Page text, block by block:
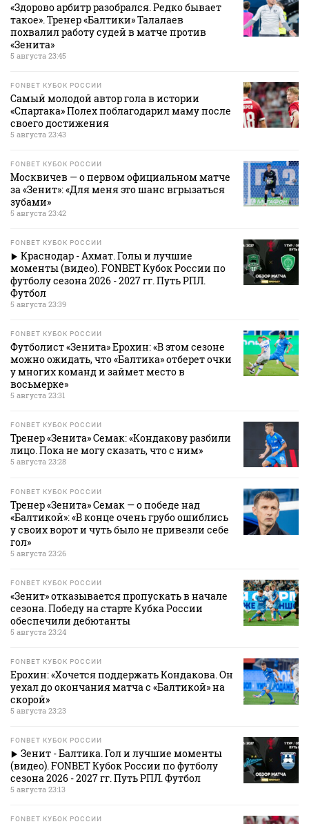
«Здорово арбитр разобрался. Редко бывает
такое». Тренер «Балтики» Талалаев
похвалил работу судей в матче против
«Зенита»
5 августа 23:45
FONBET КУБОК РОССИИ
Самый молодой автор гола в истории
«Спартака» Полех поблагодарил маму после
своего достижения
5 августа 23:43
FONBET КУБОК РОССИИ
Москвичев — о первом официальном матче
за «Зенит»: «Для меня это шанс вгрызаться
зубами»
5 августа 23:42
FONBET КУБОК РОССИИ
Краснодар - Ахмат. Голы и лучшие
моменты (видео). FONBET Кубок России по
футболу сезона 2026 - 2027 гг. Путь РПЛ.
Футбол
5 августа 23:39
FONBET КУБОК РОССИИ
Футболист «Зенита» Ерохин: «В этом сезоне
можно ожидать, что «Балтика» отберет очки
у многих команд и займет место в
восьмерке»
5 августа 23:31
FONBET КУБОК РОССИИ
Тренер «Зенита» Семак: «Кондакову разбили
лицо. Пока не могу сказать, что с ним»
5 августа 23:28
FONBET КУБОК РОССИИ
Тренер «Зенита» Семак — о победе над
«Балтикой»: «В конце очень грубо ошиблись
у своих ворот и чуть было не привезли себе
гол»
5 августа 23:26
FONBET КУБОК РОССИИ
«Зенит» отказывается пропускать в начале
сезона. Победу на старте Кубка России
обеспечили дебютанты
5 августа 23:24
FONBET КУБОК РОССИИ
Ерохин: «Хочется поддержать Кондакова. Он
уехал до окончания матча с «Балтикой» на
скорой»
5 августа 23:23
FONBET КУБОК РОССИИ
Зенит - Балтика. Гол и лучшие моменты
(видео). FONBET Кубок России по футболу
сезона 2026 - 2027 гг. Путь РПЛ. Футбол
5 августа 23:13
FONBET КУБОК РОССИИ